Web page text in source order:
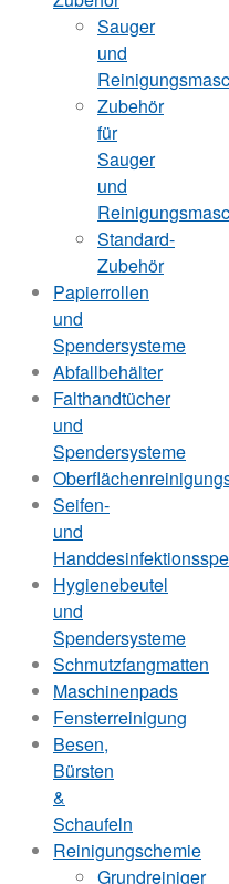
Sauger
und
Zubehör
für
Sauger
und
Standard-
Zubehör
Papierrollen
und
Spendersysteme
Abfallbehälter
Falthandtücher
und
Spendersysteme
Seifen-
und
Hygienebeutel
und
Spendersysteme
Schmutzfangmatten
Maschinenpads
Fensterreinigung
Besen,
Bürsten
&
Schaufeln
Reinigungschemie
Grundreiniger